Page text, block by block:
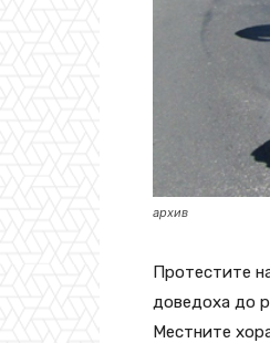
архив
Протестите
доведоха до
Местните